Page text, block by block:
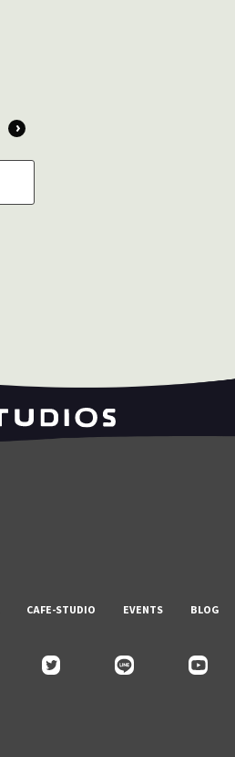
CAFE-STUDIO EVENTS BLOG